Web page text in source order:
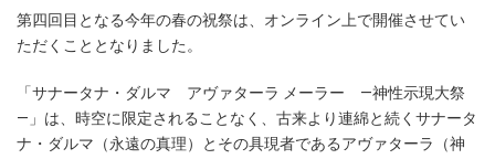
第四回目となる今年の春の祝祭は、オンライン上で開催させてい
ただくこととなりました。
「サナータナ・ダルマ アヴァターラ メーラー ―神性示現大祭
―」は、時空に限定されることなく、古来より連綿と続くサナータ
ナ・ダルマ（永遠の真理）とその具現者であるアヴァターラ（神